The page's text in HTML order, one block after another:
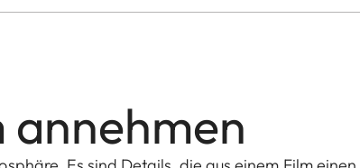
annehmen